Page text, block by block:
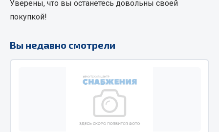
Пробки
Пружины
Показать ещё
Соединительные элементы
Уверены, что вы останетесь довольны своей
покупкой!
Вы недавно смотрели